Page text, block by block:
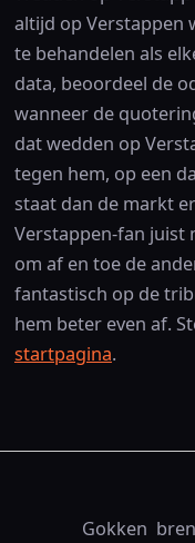
altijd op Verstappen
te behandelen als
data, beoordeel de
wanneer de
dat wedden op
tegen hem, op een
staat dan de markt
Verstappen-fan juist
om af en toe de
fantastisch op de
hem beter even af.
startpagina.
Gokken